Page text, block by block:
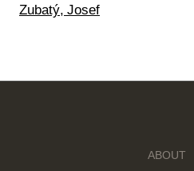
Zubatý, Josef
ABOUT